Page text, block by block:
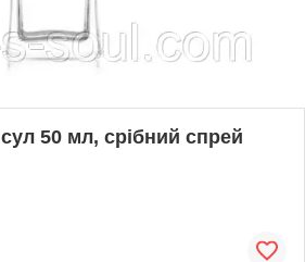
50 мл, срібний спрей